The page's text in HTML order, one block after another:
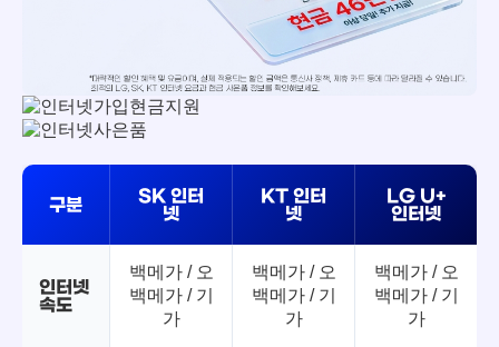
구분
SK 인터
넷
KT 인터
넷
LG U+
인터넷
인터넷
속도
백메가 / 오
백메가 / 기
가
백메가 / 오
백메가 / 기
가
백메가 / 오
백메가 / 기
가